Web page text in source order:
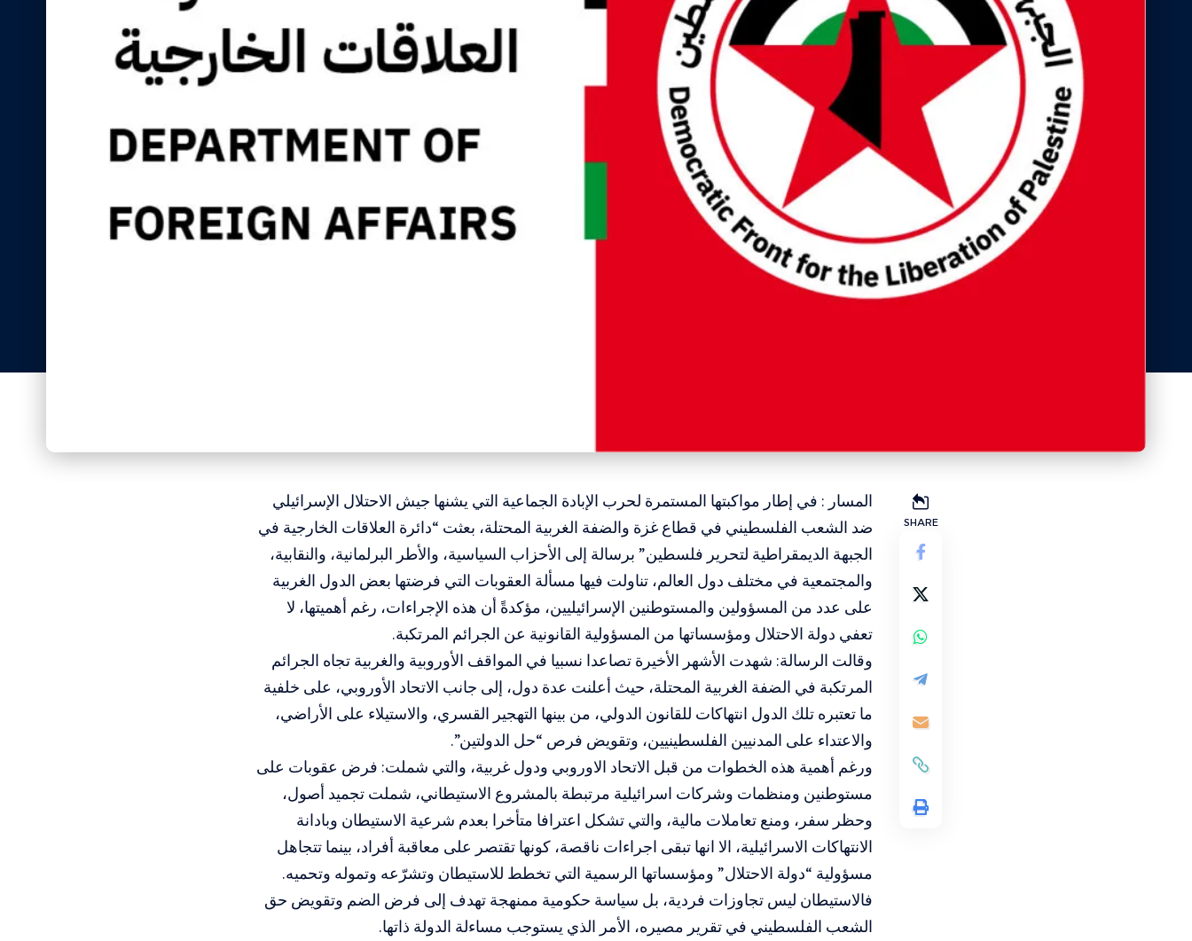
SHARE
المسار : في إطار مواكبتها المستمرة لحرب الإبادة الجماعية التي يشنها جيش الاحتلال الإسرائيلي
ضد الشعب الفلسطيني في قطاع غزة والضفة الغربية المحتلة، بعثت “دائرة العلاقات الخارجية في
الجبهة الديمقراطية لتحرير فلسطين” برسالة إلى الأحزاب السياسية، والأطر البرلمانية، والنقابية،
والمجتمعية في مختلف دول العالم، تناولت فيها مسألة العقوبات التي فرضتها بعض الدول الغربية
على عدد من المسؤولين والمستوطنين الإسرائيليين، مؤكدةً أن هذه الإجراءات، رغم أهميتها، لا
تعفي دولة الاحتلال ومؤسساتها من المسؤولية القانونية عن الجرائم المرتكبة.
وقالت الرسالة: شهدت الأشهر الأخيرة تصاعدا نسبيا في المواقف الأوروبية والغربية تجاه الجرائم
المرتكبة في الضفة الغربية المحتلة، حيث أعلنت عدة دول، إلى جانب الاتحاد الأوروبي، على خلفية
ما تعتبره تلك الدول انتهاكات للقانون الدولي، من بينها التهجير القسري، والاستيلاء على الأراضي،
والاعتداء على المدنيين الفلسطينيين، وتقويض فرص “حل الدولتين”.
ورغم أهمية هذه الخطوات من قبل الاتحاد الاوروبي ودول غربية، والتي شملت: فرض عقوبات على
مستوطنين ومنظمات وشركات اسرائيلية مرتبطة بالمشروع الاستيطاني، شملت تجميد أصول،
وحظر سفر، ومنع تعاملات مالية، والتي تشكل اعترافا متأخرا بعدم شرعية الاستيطان وبادانة
الانتهاكات الاسرائيلية، الا انها تبقى اجراءات ناقصة، كونها تقتصر على معاقبة أفراد، بينما تتجاهل
مسؤولية “دولة الاحتلال” ومؤسساتها الرسمية التي تخطط للاستيطان وتشرّعه وتموله وتحميه.
فالاستيطان ليس تجاوزات فردية، بل سياسة حكومية ممنهجة تهدف إلى فرض الضم وتقويض حق
الشعب الفلسطيني في تقرير مصيره، الأمر الذي يستوجب مساءلة الدولة ذاتها.